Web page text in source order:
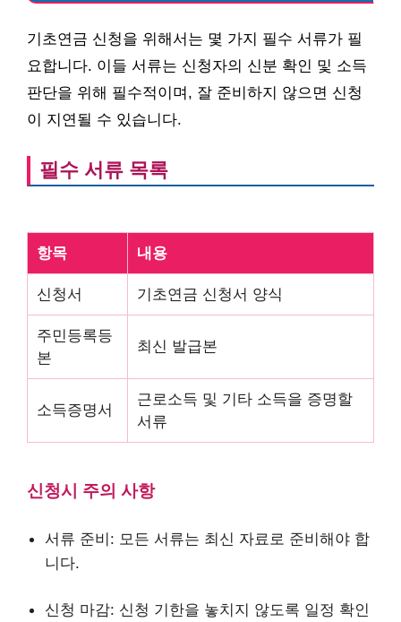
기초연금 신청을 위해서는 몇 가지 필수 서류가 필
요합니다. 이들 서류는 신청자의 신분 확인 및 소득
판단을 위해 필수적이며, 잘 준비하지 않으면 신청
이 지연될 수 있습니다.
필수 서류 목록
항목 내용
신청서 기초연금 신청서 양식
주민등록등
본
최신 발급본
소득증명서
근로소득 및 기타 소득을 증명할
서류
신청시 주의 사항
서류 준비: 모든 서류는 최신 자료로 준비해야 합
니다.
신청 마감: 신청 기한을 놓치지 않도록 일정 확인